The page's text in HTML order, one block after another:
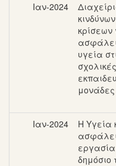
Ιαν-2024
κρίσεων
υγεία
μονάδες
Ιαν-2024
Η Υγεία
δημόσιο